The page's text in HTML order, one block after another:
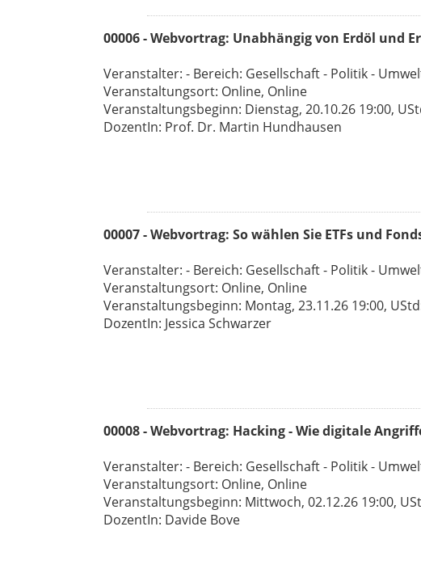
00006 - Webvortrag: Unabhängig von Erdöl und
Veranstalter: - Bereich: Gesellschaft - Politik -
Veranstaltungsort: Online, Online
Veranstaltungsbeginn: Dienstag, 20.10.26 19:00,
DozentIn: Prof. Dr. Martin Hundhausen
00007 - Webvortrag: So wählen Sie ETFs und
Veranstalter: - Bereich: Gesellschaft - Politik -
Veranstaltungsort: Online, Online
Veranstaltungsbeginn: Montag, 23.11.26 19:00,
DozentIn: Jessica Schwarzer
00008 - Webvortrag: Hacking - Wie digitale
Veranstalter: - Bereich: Gesellschaft - Politik -
Veranstaltungsort: Online, Online
Veranstaltungsbeginn: Mittwoch, 02.12.26 19:00,
DozentIn: Davide Bove